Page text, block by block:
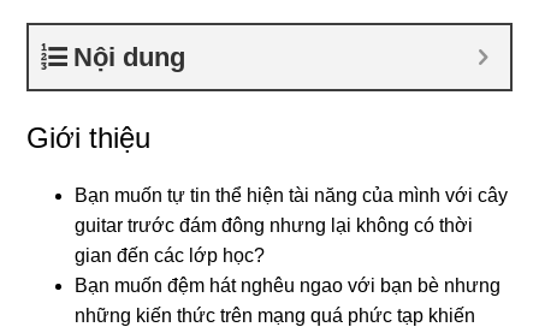
Nội dung
Giới thiệu
Bạn muốn tự tin thể hiện tài năng của mình với cây
guitar trước đám đông nhưng lại không có thời
gian đến các lớp học?
Bạn muốn đệm hát nghêu ngao với bạn bè nhưng
những kiến thức trên mạng quá phức tạp khiến